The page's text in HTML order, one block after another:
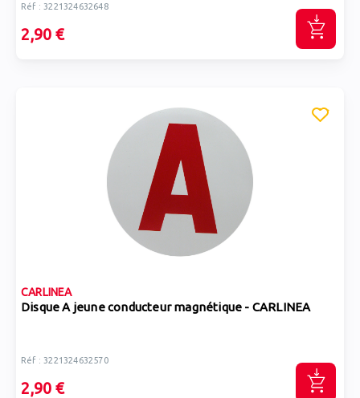
Réf : 3221324632648
2,90 €
CARLINEA
Disque A jeune conducteur magnétique - CARLINEA
Réf : 3221324632570
2,90 €